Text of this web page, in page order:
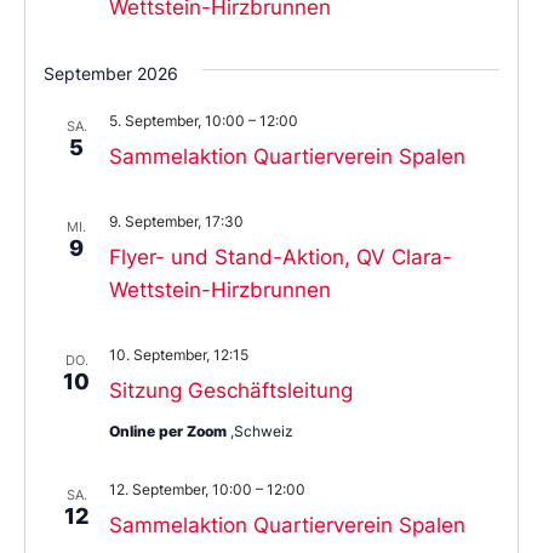
Wettstein-Hirzbrunnen
September 2026
SA.
5 Sammelaktion Quartierverein Spalen
5. September, 10:00 – 12:00
MI.
9
Flyer- und Stand-Aktion, QV Clara-
Wettstein-Hirzbrunnen
9. September, 17:30
DO.
10 Sitzung Geschäftsleitung
10. September, 12:15
Online per Zoom ,Schweiz
SA.
12 Sammelaktion Quartierverein Spalen
12. September, 10:00 – 12:00